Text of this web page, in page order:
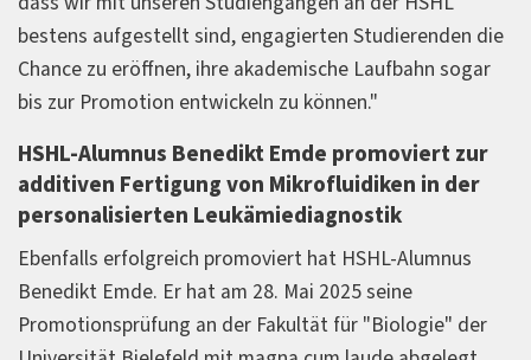
bestens aufgestellt sind, engagierten Studierenden die
Chance zu eröffnen, ihre akademische Laufbahn sogar
bis zur Promotion entwickeln zu können."
HSHL-Alumnus Benedikt Emde promoviert zur
additiven Fertigung von Mikrofluidiken in der
personalisierten Leukämiediagnostik
Ebenfalls erfolgreich promoviert hat HSHL-Alumnus
Benedikt Emde. Er hat am 28. Mai 2025 seine
Promotionsprüfung an der Fakultät für "Biologie" der